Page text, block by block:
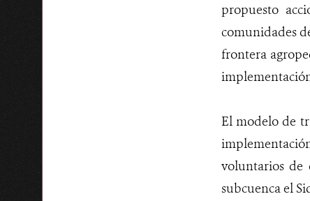
propuesto
comunidades
frontera
El modelo de
voluntarios de
subcuenca el